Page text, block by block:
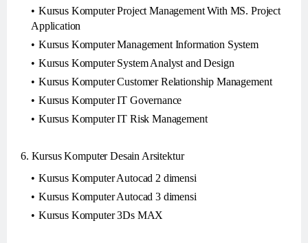
Kursus Komputer Project Management With MS. Project
Application
Kursus Komputer Management Information System
Kursus Komputer System Analyst and Design
Kursus Komputer Customer Relationship Management
Kursus Komputer IT Governance
Kursus Komputer IT Risk Management
6. Kursus Komputer Desain Arsitektur
Kursus Komputer Autocad 2 dimensi
Kursus Komputer Autocad 3 dimensi
Kursus Komputer 3Ds MAX